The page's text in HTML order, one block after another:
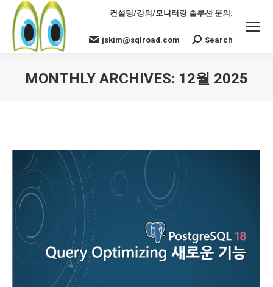
컨설팅/강의/모니터링 솔루션 문의:
jskim@sqlroad.com Search:
Search
MONTHLY ARCHIVES: 12월 2025